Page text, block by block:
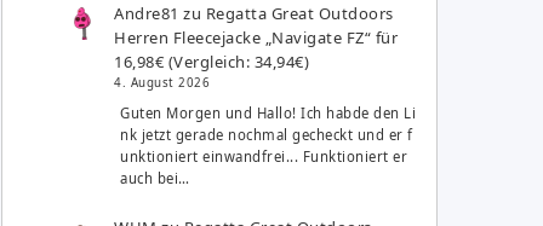
Andre81 zu Regatta Great Outdoors
Herren Fleecejacke „Navigate FZ“ für
16,98€ (Vergleich: 34,94€)
4. August 2026
Guten Morgen und Hallo! Ich habde den Li
nk jetzt gerade nochmal gecheckt und er f
unktioniert einwandfrei... Funktioniert er
auch bei…